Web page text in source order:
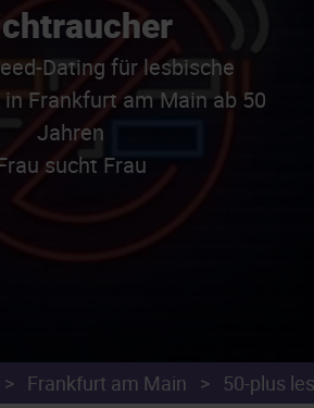
Dating für lesbische
Frankfurt am Main ab 50
Jahren
sucht Frau
> Frankfurt am Main > 50-plus